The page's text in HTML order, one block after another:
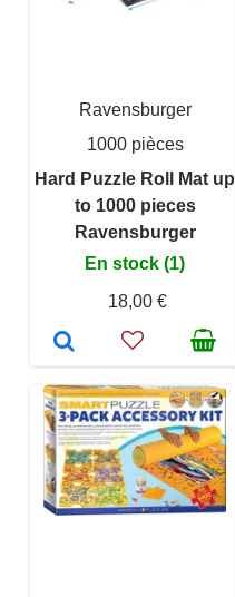
Ravensburger
1000 pièces
Hard Puzzle Roll Mat up
to 1000 pieces
Ravensburger
En stock (1)
18,00 €